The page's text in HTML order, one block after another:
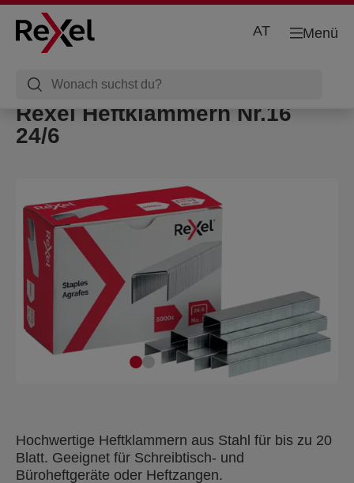
Menü
AT
Rexel Heftklammern Nr.16
24/6
Hochwertige Heftklammern aus Stahl für bis zu 20
Blatt. Geeignet für Schreibtisch- und
Büroheftgeräte oder Heftzangen.